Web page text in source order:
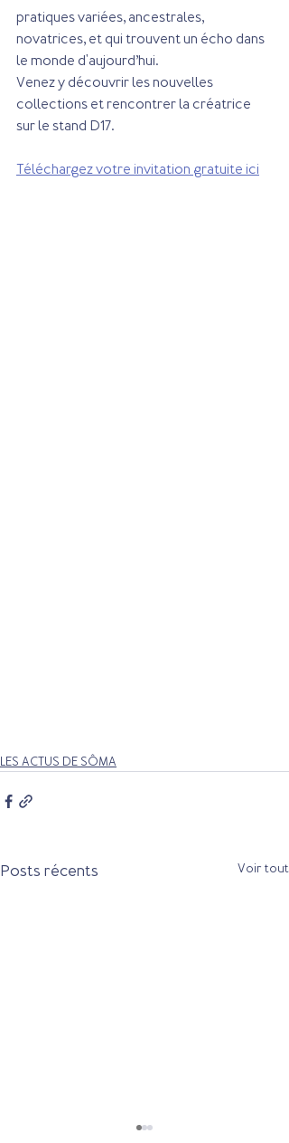
pratiques variées, ancestrales,
novatrices, et qui trouvent un écho dans
le monde d'aujourd’hui.
Venez y découvrir les nouvelles
collections et rencontrer la créatrice
sur le stand D17.
Téléchargez votre invitation gratuite ici
LES ACTUS DE SÔMA
Posts récents Voir tout